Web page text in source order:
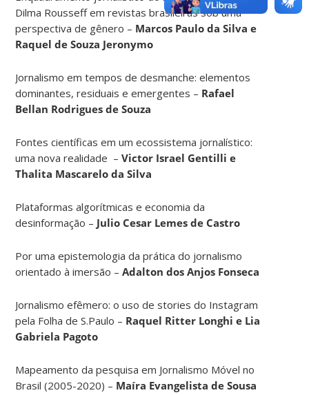
Dilma Rousseff em revistas brasileiras sob uma
perspectiva de gênero – Marcos Paulo da Silva e
Raquel de Souza Jeronymo
Jornalismo em tempos de desmanche: elementos
dominantes, residuais e emergentes – Rafael
Bellan Rodrigues de Souza
Fontes científicas em um ecossistema jornalístico:
uma nova realidade –Victor Israel Gentilli e
Thalita Mascarelo da Silva
Plataformas algorítmicas e economia da
desinformação – Julio Cesar Lemes de Castro
Por uma epistemologia da prática do jornalismo
orientado à imersão –Adalton dos Anjos Fonseca
Jornalismo efêmero: o uso de stories do Instagram
pela Folha de S.Paulo – Raquel Ritter Longhi e Lia
Gabriela Pagoto
Mapeamento da pesquisa em Jornalismo Móvel no
Brasil (2005-2020) – Maíra Evangelista de Sousa